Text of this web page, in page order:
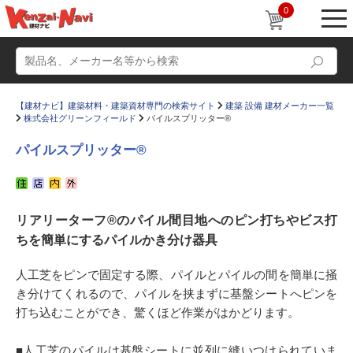
0
かたなび コラム
Q＆A 販売・施工代理店募集
お気に入り
【建材ナビ】建築材料・建築資材専門の検索サイト
建築 設備 建材メーカー一覧
株式会社グリーンフィールド
パイルスプリッター®
パイルスプリッター®
リアリーターフ®のパイル間目地へのピン打ちやビス打
ちを簡単にするパイルかき分け器具
人工芝をピンで固定する際、パイルとパイルの間を簡単に掻
き分けてくれるので、パイルを挟まずに基盤シートへピンを
打ち込むことができ、驚くほど作業がはかどります。
■人工芝のパイルは基盤シートに並列に縫いつけられていま